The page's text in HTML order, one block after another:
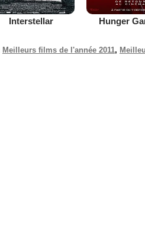
Interstellar Hunger
Meilleurs films de l'année 2011,